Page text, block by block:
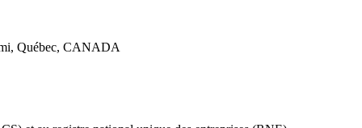
Québec, CANADA